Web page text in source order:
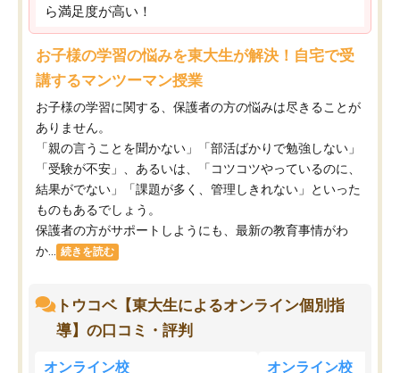
ら満足度が高い！
お子様の学習の悩みを東大生が解決！自宅で受
講するマンツーマン授業
お子様の学習に関する、保護者の方の悩みは尽きることが
ありません。
「親の言うことを聞かない」「部活ばかりで勉強しない」
「受験が不安」、あるいは、「コツコツやっているのに、
結果がでない」「課題が多く、管理しきれない」といった
ものもあるでしょう。
保護者の方がサポートしようにも、最新の教育事情がわ
か...
続きを読む
トウコベ【東大生によるオンライン個別指
導】の口コミ・評判
オンライン校 オンライン校